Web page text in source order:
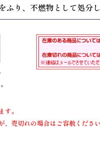
ふり、不燃物として処分
。
売切れの場合はご容赦ください